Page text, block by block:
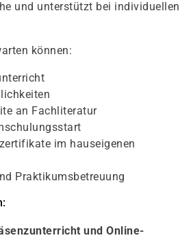
und unterstützt bei individuellen
können:
an Fachliteratur
im hauseigenen
Praktikumsbetreuung
und Online-